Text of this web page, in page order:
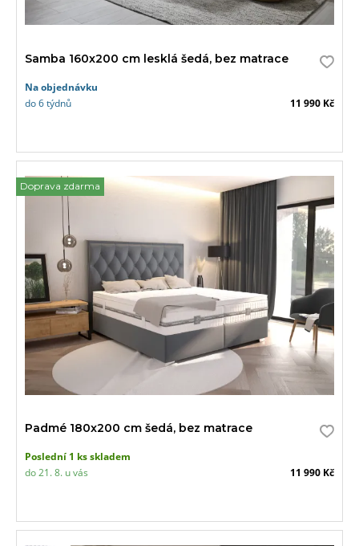
Samba 160x200 cm lesklá šedá, bez matrace
Na objednávku
do 6 týdnů
11 990 Kč
Doprava zdarma
Padmé 180x200 cm šedá, bez matrace
Poslední 1 ks skladem
do 21. 8. u vás
11 990 Kč